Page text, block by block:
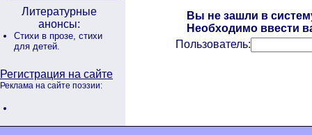
Литературные
анонсы:
Стихи в прозе, стихи
для детей.
Регистрация на сайте
Реклама на сайте поэзии:
Вы не зашли в
Необходимо ввести
Пользователь: